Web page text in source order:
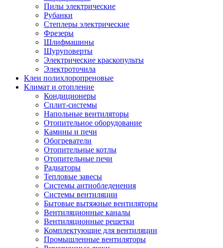
Пилы электрические
Рубанки
Степлеры электрические
Фрезеры
Шлифмашины
Шуруповерты
Электрические краскопульты
Электроточила
Клеи полихлоропреновые
Климат и отопление
Кондиционеры
Сплит-системы
Напольные вентиляторы
Отопительное оборудование
Камины и печи
Обогреватели
Отопительные котлы
Отопительные печи
Радиаторы
Тепловые завесы
Системы антиобледенения
Системы вентиляции
Бытовые вытяжные вентиляторы
Вентиляционные каналы
Вентиляционные решетки
Комплектующие для вентиляции
Промышленные вентиляторы